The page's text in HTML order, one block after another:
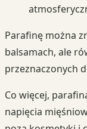
Parafinę można
balsamach, ale
przeznaczonych
Co więcej,
napięcia